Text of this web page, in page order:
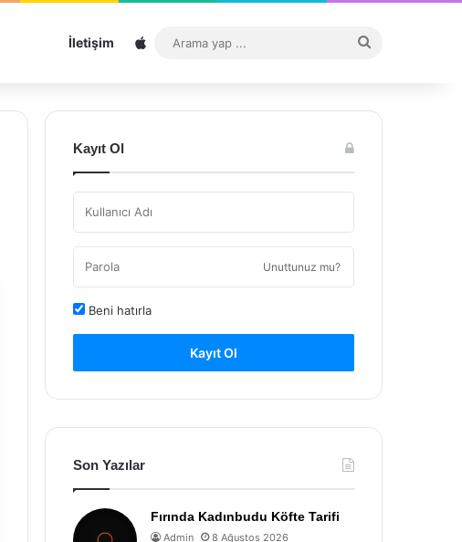
İletişim Sitemap
...
Kayıt Ol
Unuttunuz mu?
Beni hatırla
Kayıt Ol
Son Yazılar
Fırında Kadınbudu Köfte Tarifi
Admin 8 Ağustos 2026